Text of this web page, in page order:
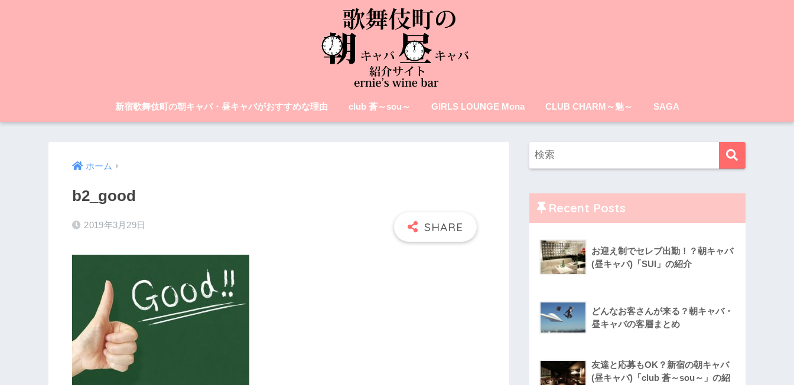
新宿歌舞伎町の朝キャバ・昼キャバがおすすめな理由 club 蒼～sou～ GIRLS LOUNGE Mona CLUB CHARM～魅～ SAGA
ホーム
b2_good
2019年3月29日
Recent Posts
お迎え制でセレブ出勤！？朝キャバ
(昼キャバ)「SUI」の紹介
どんなお客さんが来る？朝キャバ・
昼キャバの客層まとめ
友達と応募もOK？新宿の朝キャバ
(昼キャバ)「club 蒼～sou～」の紹